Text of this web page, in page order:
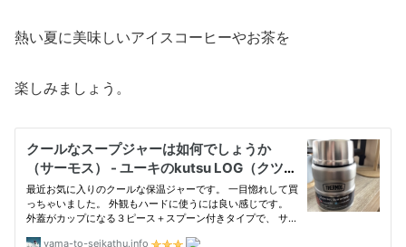
熱い夏に美味しいアイスコーヒーやお茶を
楽しみましょう。